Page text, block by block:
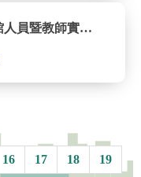
教育部獎勵高中高職績優圖書館人員暨教師實施計畫及推薦表
16 17 18 19